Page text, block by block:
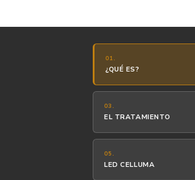
01.
¿QUÉ ES?
03.
EL TRATAMIENTO
05.
LED CELLUMA